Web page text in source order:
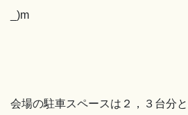
_)m
会場の駐車スペースは２，３台分